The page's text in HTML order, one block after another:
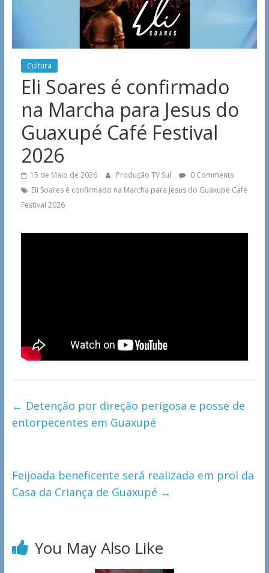
Cultura
Eli Soares é confirmado
na Marcha para Jesus do
Guaxupé Café Festival
2026
15 de Maio de 2026 Produção TV Sul
0 Comments
Eli Soares é confirmado na Marcha para Jesus do Guaxupé Café
Festival 2026
← Detenção por direção perigosa e posse de
entorpecentes em Guaxupé
Feijoada beneficente será realizada em prol da
Casa da Criança de Guaxupé →
You May Also Like